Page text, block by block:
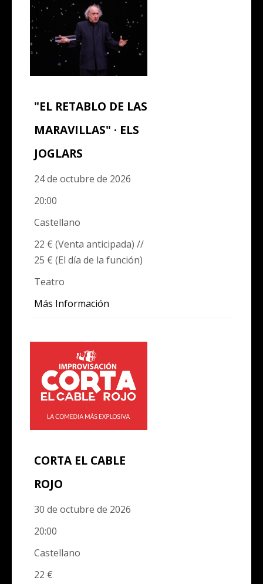
"EL RETABLO DE LAS
MARAVILLAS" · ELS
JOGLARS
24 de octubre de 2026
20:00
Castellano
22 € (Venta anticipada) //
25 € (El día de la función)
Teatro
Más Información
CORTA EL CABLE
ROJO
30 de octubre de 2026
20:00
Castellano
22 €